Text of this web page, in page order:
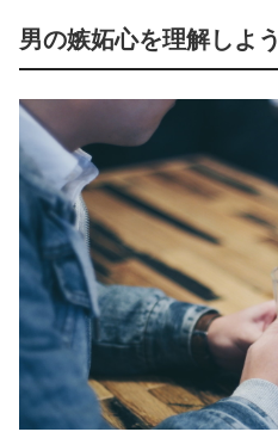
男の嫉妬心を理解しよう